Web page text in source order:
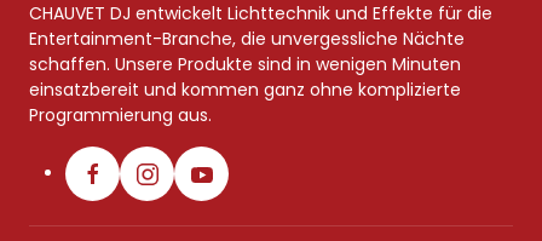
CHAUVET DJ entwickelt Lichttechnik und Effekte für die
Entertainment-Branche, die unvergessliche Nächte
schaffen. Unsere Produkte sind in wenigen Minuten
einsatzbereit und kommen ganz ohne komplizierte
Programmierung aus.